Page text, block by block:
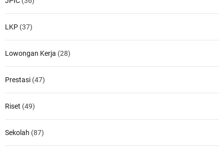
LKP (37)
Lowongan Kerja (28)
Prestasi (47)
Riset (49)
Sekolah (87)